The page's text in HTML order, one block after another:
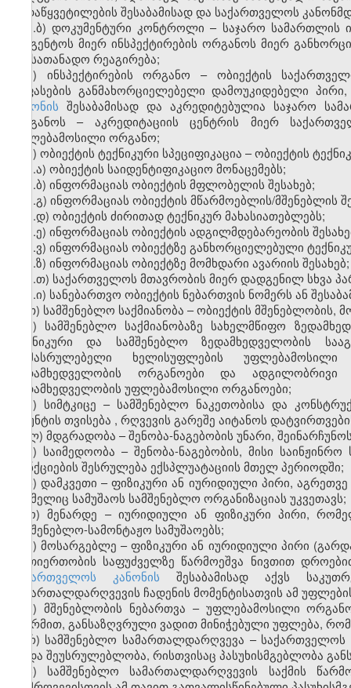
გადაწყვეტილების შესაბამისად და საქართველოს
ე.ბ) დოკუმენტური კონტროლი – საჯარო სამართლის
სააგენტოს მიერ ინსპექტირების ორგანოს მიერ
და სათანადო რეაგირება;
ვ) ინსპექტირების ორგანო – ობიექტის
შეფასების განმახორციელებელი დამოუკიდებელი
კანონის შესაბამისად და აკრედიტებულია საჯარო
ორგანოს – აკრედიტაციის ცენტრის მიერ
უფლებამოსილი ორგანო;
ზ) ობიექტის ტექნიკური სპეციფიკაცია – ობიექტის
ზ.ა) ობიექტის საიდენტიფიკაციო მონაცემებს;
ზ.ბ) ინფორმაციას ობიექტის მფლობელის შესახებ;
ზ.გ) ინფორმაციას ობიექტის მწარმოებლის/მშენებლის
ზ.დ) ობიექტის ძირითად ტექნიკურ მახასიათებლებს;
ზ.ე) ინფორმაციას ობიექტის ადგილმდებარეობის
ზ.ვ) ინფორმაციას ობიექტზე განხორციელებული
ზ.ზ) ინფორმაციას ობიექტზე მომხდარი ავარიის შესახებ;
ზ.თ) საქართველოს მთავრობის მიერ დადგენილ სხვა
ზ.ი) სანებართვო ობიექტის ნებართვის ნომერს ან
თ) სამშენებლო საქმიანობა – ობიექტის მშენებლობის,
ი) სამშენებლო საქმიანობაზე სახელმწიფო
ტექნიკური და სამშენებლო ზედამხედველობის
აღმასრულებელი ხელისუფლების უფლებამოსილი
ზედამხედველობის ორგანოები და ადგილობრივი
ზედამხედველობის უფლებამოსილი ორგანოები;
კ) სიმტკიცე – სამშენებლო ნაკეთობისა და
გრუნტის თვისება , რღვევის გარეშე აიტანოს
ლ) მდგრადობა – შენობა-ნაგებობის უნარი,
მ) საიმედოობა – შენობა-ნაგებობის, მისი
ფუნქციების შესრულება ექსპლუატაციის მთელ პერიოდში;
ნ) დამკვეთი – ფიზიკური ან იურიდიული პირი,
რომელიც სამუშაოს სამშენებლო ორგანიზაციას უკვეთავს;
ო) მენარდე – იურიდიული ან ფიზიკური პირი,
სამშენებლო-სამონტაჟო სამუშაოებს;
პ) მოსარგებლე – ფიზიკური ან იურიდიული პირი
ურთიერთობის საფუძველზე წარმოეშვა ნივთით
საქართველოს კანონის შესაბამისად აქვს
სამართალდარღვევის ჩადენის მომენტისათვის ამ
ჟ) მშენებლობის ნებართვა – უფლებამოსილი
ფორმით, განსაზღვრული ვადით მინიჭებული უფლება,
რ) სამშენებლო სამართალდარღვევა –
ან/და შეუსრულებლობა, რისთვისაც პასუხისმგებლობა
ს) სამშენებლო სამართალდარღვევის საქმის